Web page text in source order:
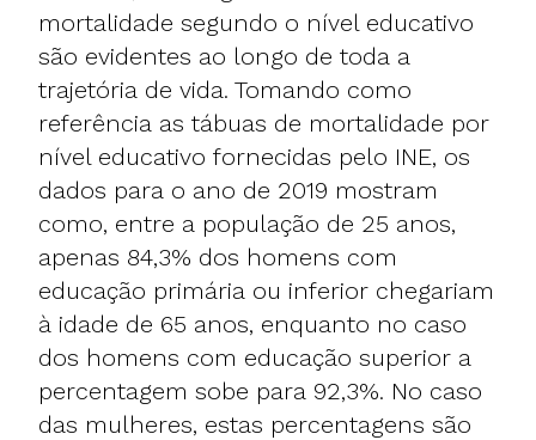
mortalidade segundo o nível educativo
são evidentes ao longo de toda a
trajetória de vida. Tomando como
referência as tábuas de mortalidade por
nível educativo fornecidas pelo INE, os
dados para o ano de 2019 mostram
como, entre a população de 25 anos,
apenas 84,3% dos homens com
educação primária ou inferior chegariam
à idade de 65 anos, enquanto no caso
dos homens com educação superior a
percentagem sobe para 92,3%. No caso
das mulheres, estas percentagens são